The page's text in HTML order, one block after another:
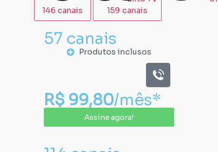
146 canais
159 canais
57 canais
Produtos inclusos
R$ 99,80/mês*
Assine agora!